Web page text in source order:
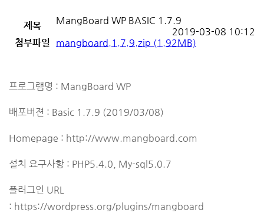
제목
MangBoard WP BASIC 1.7.9
2019-03-08 10:12
첨부파일
mangboard.1.7.9.zip (1.92MB)
프로그램명 : MangBoard WP
배포버젼 : Basic 1.7.9 (2019/03/08)
Homepage : http://www.mangboard.com
설치 요구사항 : PHP5.4.0, My-sql5.0.7
플러그인 URL
: https://wordpress.org/plugins/mangboard